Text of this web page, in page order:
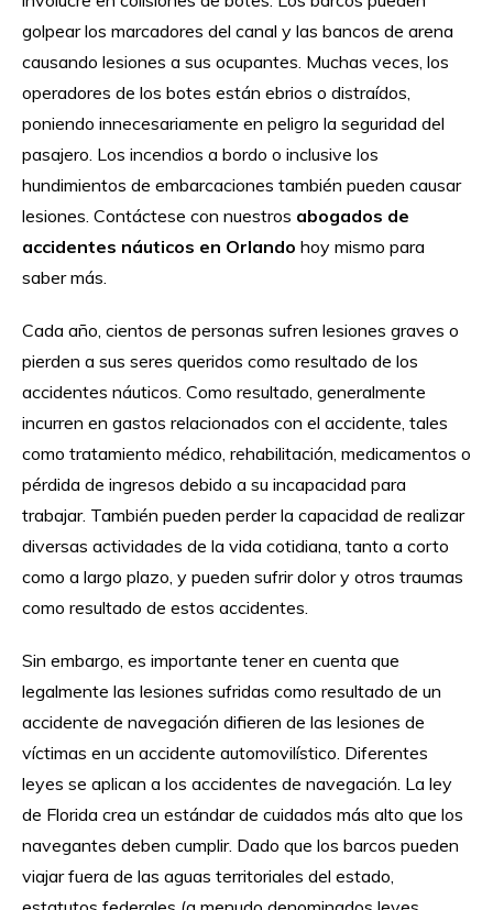
golpear los marcadores del canal y las bancos de arena
causando lesiones a sus ocupantes. Muchas veces, los
operadores de los botes están ebrios o distraídos,
poniendo innecesariamente en peligro la seguridad del
pasajero. Los incendios a bordo o inclusive los
hundimientos de embarcaciones también pueden causar
lesiones. Contáctese con nuestros abogados de
accidentes náuticos en Orlando hoy mismo para
saber más.
Cada año, cientos de personas sufren lesiones graves o
pierden a sus seres queridos como resultado de los
accidentes náuticos. Como resultado, generalmente
incurren en gastos relacionados con el accidente, tales
como tratamiento médico, rehabilitación, medicamentos o
pérdida de ingresos debido a su incapacidad para
trabajar. También pueden perder la capacidad de realizar
diversas actividades de la vida cotidiana, tanto a corto
como a largo plazo, y pueden sufrir dolor y otros traumas
como resultado de estos accidentes.
Sin embargo, es importante tener en cuenta que
legalmente las lesiones sufridas como resultado de un
accidente de navegación difieren de las lesiones de
víctimas en un accidente automovilístico. Diferentes
leyes se aplican a los accidentes de navegación. La ley
de Florida crea un estándar de cuidados más alto que los
navegantes deben cumplir. Dado que los barcos pueden
viajar fuera de las aguas territoriales del estado,